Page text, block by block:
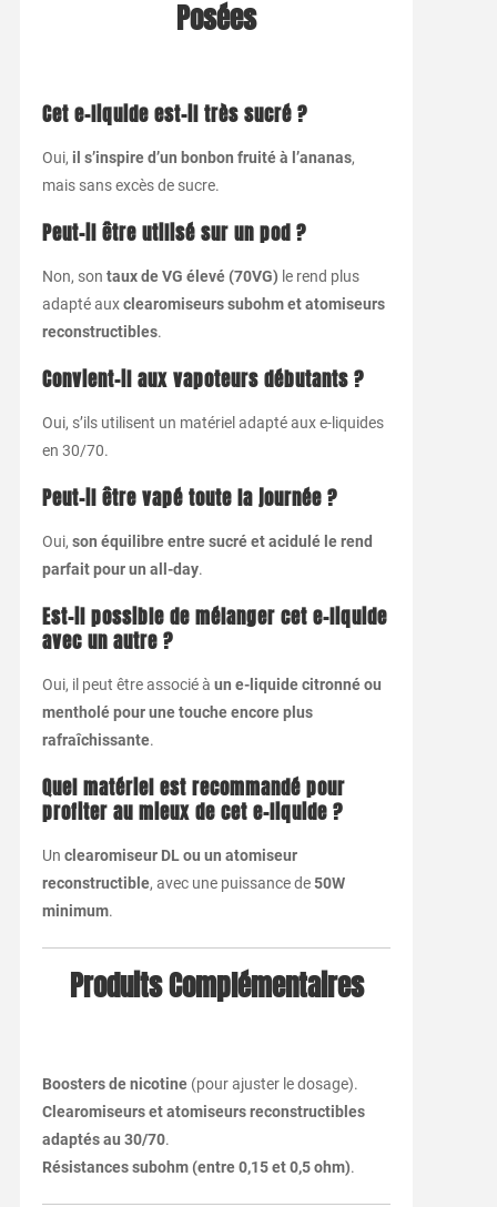
Posées
Cet e-liquide est-il très sucré ?
Oui, il s’inspire d’un bonbon fruité à l’ananas,
mais sans excès de sucre.
Peut-il être utilisé sur un pod ?
Non, son taux de VG élevé (70VG) le rend plus
adapté auxclearomiseurs subohm et atomiseurs
reconstructibles.
Convient-il aux vapoteurs débutants ?
Oui, s’ils utilisent un matériel adapté aux e-liquides
en 30/70.
Peut-il être vapé toute la journée ?
Oui, son équilibre entre sucré et acidulé le rend
parfait pour un all-day.
Est-il possible de mélanger cet e-liquide
avec un autre ?
Oui, il peut être associé à un e-liquide citronné ou
mentholé pour une touche encore plus
rafraîchissante.
Quel matériel est recommandé pour
profiter au mieux de cet e-liquide ?
Un clearomiseur DL ou un atomiseur
reconstructible, avec une puissance de50W
minimum.
Produits Complémentaires
Boosters de nicotine(pour ajuster le dosage).
Clearomiseurs et atomiseurs reconstructibles
adaptés au 30/70.
Résistances subohm (entre 0,15 et 0,5 ohm).